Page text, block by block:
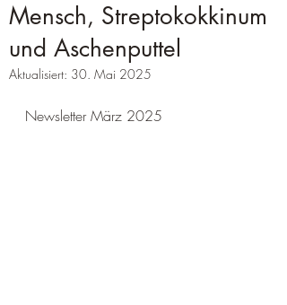
Mensch, Streptokokkinum
und Aschenputtel
Aktualisiert: 30. Mai 2025
Newsletter März 2025